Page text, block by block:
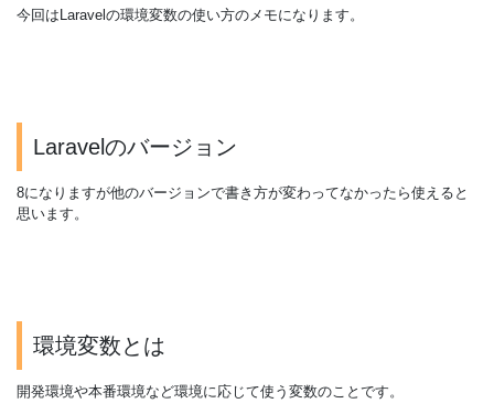
今回はLaravelの環境変数の使い方のメモになります。
Laravelのバージョン
8になりますが他のバージョンで書き方が変わってなかったら使えると
思います。
環境変数とは
開発環境や本番環境など環境に応じて使う変数のことです。